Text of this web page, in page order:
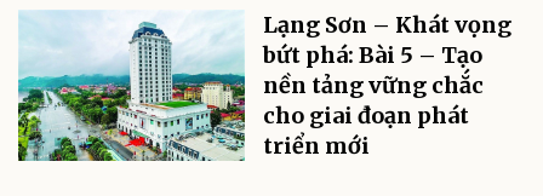
Lạng Sơn – Khát vọng
bứt phá: Bài 5 – Tạo
nền tảng vững chắc
cho giai đoạn phát
triển mới